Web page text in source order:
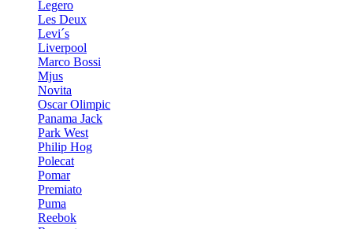
Legero
Les Deux
Levi´s
Liverpool
Marco Bossi
Mjus
Novita
Oscar Olimpic
Panama Jack
Park West
Philip Hog
Polecat
Pomar
Premiato
Puma
Reebok